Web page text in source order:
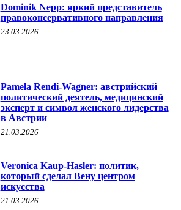
Dominik Nepp: яркий представитель
правоконсервативного направления
23.03.2026
Pamela Rendi-Wagner: австрийский
политический деятель, медицинский
эксперт и символ женского лидерства
в Австрии
21.03.2026
Veronica Kaup-Hasler: политик,
который сделал Вену центром
искусства
21.03.2026